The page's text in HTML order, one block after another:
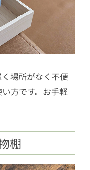
場所がなく不便
方です。お手軽
棚